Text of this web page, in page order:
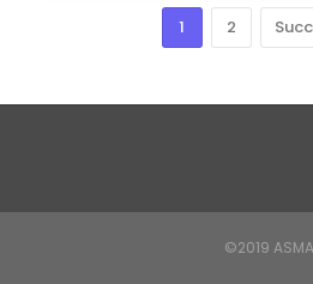
1 2
©2019 ASMA